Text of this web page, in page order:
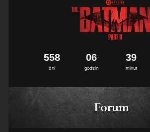
dni
558
godzin
06
minut
39
Forum